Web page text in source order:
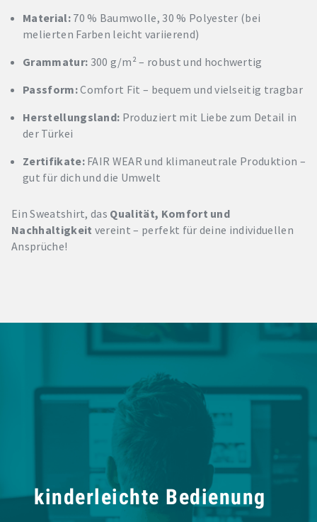
Material:70 % Baumwolle, 30 % Polyester (bei
melierten Farben leicht variierend)
Grammatur: 300 g/m² – robust und hochwertig
Passform:Comfort Fit – bequem und vielseitig tragbar
Herstellungsland: Produziert mit Liebe zum Detail in
der Türkei
Zertifikate:FAIR WEAR und klimaneutrale Produktion –
gut für dich und die Umwelt
Ein Sweatshirt, das Qualität, Komfort und
Nachhaltigkeit vereint – perfekt für deine individuellen
Ansprüche!
kinderleichte Bedienung